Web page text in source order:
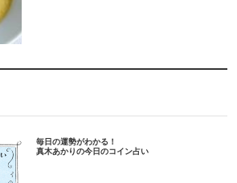
毎日の運勢がわかる！